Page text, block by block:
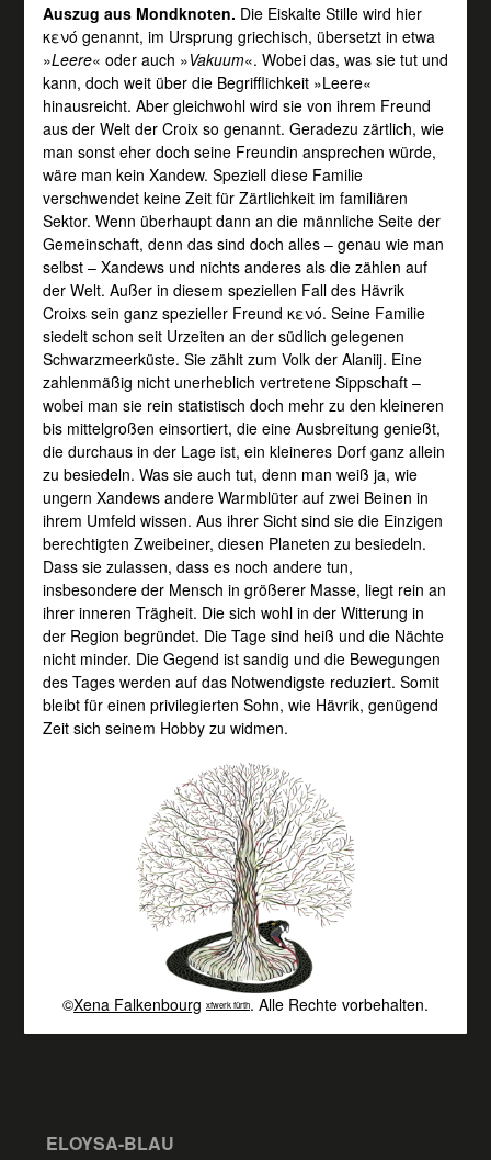
Auszug aus Mondknoten. Die Eiskalte Stille wird hier
κενό genannt, im Ursprung griechisch, übersetzt in etwa
»Leere« oder auch »Vakuum«. Wobei das, was sie tut und
kann, doch weit über die Begrifflichkeit »Leere«
hinausreicht. Aber gleichwohl wird sie von ihrem Freund
aus der Welt der Croix so genannt. Geradezu zärtlich, wie
man sonst eher doch seine Freundin ansprechen würde,
wäre man kein Xandew. Speziell diese Familie
verschwendet keine Zeit für Zärtlichkeit im familiären
Sektor. Wenn überhaupt dann an die männliche Seite der
Gemeinschaft, denn das sind doch alles – genau wie man
selbst – Xandews und nichts anderes als die zählen auf
der Welt. Außer in diesem speziellen Fall des Hävrik
Croixs sein ganz spezieller Freund κενό. Seine Familie
siedelt schon seit Urzeiten an der südlich gelegenen
Schwarzmeerküste. Sie zählt zum Volk der Alaniij. Eine
zahlenmäßig nicht unerheblich vertretene Sippschaft –
wobei man sie rein statistisch doch mehr zu den kleineren
bis mittelgroßen einsortiert, die eine Ausbreitung genießt,
die durchaus in der Lage ist, ein kleineres Dorf ganz allein
zu besiedeln. Was sie auch tut, denn man weiß ja, wie
ungern Xandews andere Warmblüter auf zwei Beinen in
ihrem Umfeld wissen. Aus ihrer Sicht sind sie die Einzigen
berechtigten Zweibeiner, diesen Planeten zu besiedeln.
Dass sie zulassen, dass es noch andere tun,
insbesondere der Mensch in größerer Masse, liegt rein an
ihrer inneren Trägheit. Die sich wohl in der Witterung in
der Region begründet. Die Tage sind heiß und die Nächte
nicht minder. Die Gegend ist sandig und die Bewegungen
des Tages werden auf das Notwendigste reduziert. Somit
bleibt für einen privilegierten Sohn, wie Hävrik, genügend
Zeit sich seinem Hobby zu widmen.
©Xena Falkenbourg xfwerk fürth. Alle Rechte vorbehalten.
ELOYSA-BLAU